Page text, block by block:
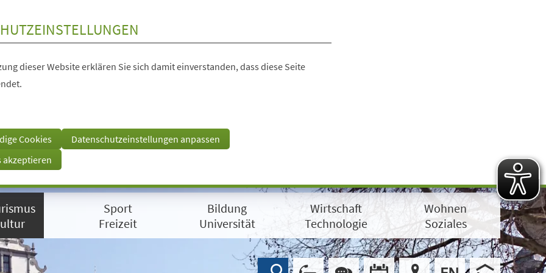
dieser Website erklären Sie sich damit einverstanden, dass diese Seite
Cookies
Datenschutzeinstellungen anpassen
akzeptieren
Sport
Freizeit
Bildung
Universität
Wirtschaft
Technologie
Wohnen
Soziales